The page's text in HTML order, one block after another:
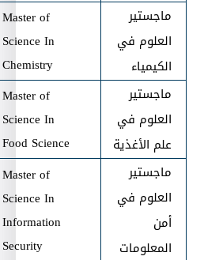
ماجستير
العلوم في
الكيمياء
Master of
Science In
Chemistry
ماجستير
العلوم في
علم الأغذية
Master of
Science In
Food Science
ماجستير
العلوم في
أمن
المعلومات
Master of
Science In
Information
Security